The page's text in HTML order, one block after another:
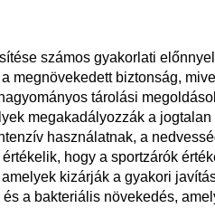
számos gyakorlati
megnövekedett biztonság,
tárolási
megakadályozzák a
használatnak, a
értékelik, hogy a sportzárók
kizárják a gyakori
a bakteriális növekedés,